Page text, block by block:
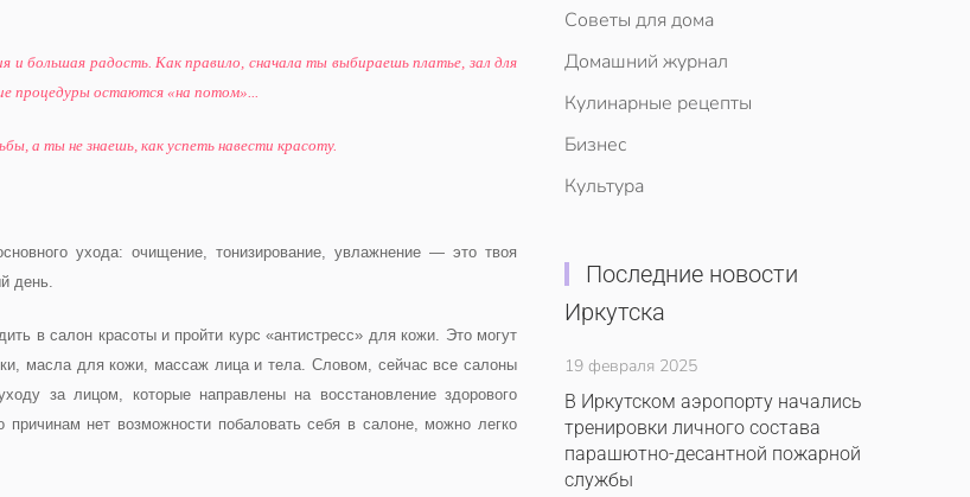
и большая радость. Как правило, сначала ты выбираешь платье, зал для
процедуры остаются «на потом»...
а ты не знаешь, как успеть навести красоту.
ухода: очищение, тонизирование, увлажнение — это твоя
день.
в салон красоты и пройти курс «антистресс» для кожи. Это могут
масла для кожи, массаж лица и тела. Словом, сейчас все салоны
за лицом, которые направлены на восстановление здорового
нет возможности побаловать себя в салоне, можно легко
Советы для дома
Домашний журнал
Кулинарные рецепты
Бизнес
Культура
Последние новости
Иркутска
19 февраля 2025
В Иркутском аэропорту начались
тренировки личного состава
парашютно-десантной пожарной
службы